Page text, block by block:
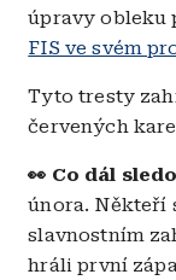
úpravy obleku
FIS ve svém
Tyto tresty
červených
👀 Co dál
února. Někteří
slavnostním
hráli první